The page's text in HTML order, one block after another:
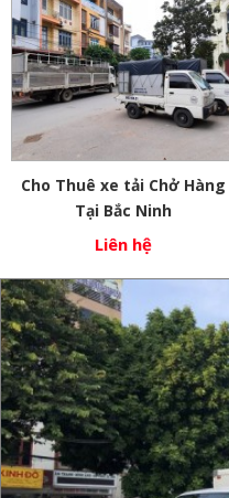
Cho Thuê xe tải Chở Hàng
Tại Bắc Ninh
Liên hệ